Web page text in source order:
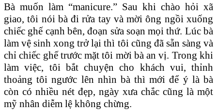
Bà muốn làm “manicure.” Sau khi chào hỏi xã
giao, tôi nói bà đi rửa tay và mời ông ngồi xuống
chiếc ghế cạnh bên, đoạn sửa soạn mọi thứ. Lúc bà
làm vệ sinh xong trở lại thì tôi cũng đã sẵn sàng và
chỉ chiếc ghế trước mặt tôi mời bà an vị. Trong khi
làm việc, tôi bắt chuyện cho khách vui, thỉnh
thoảng tôi ngước lên nhìn bà thì mới để ý là bà
còn có nhiều nét đẹp, ngày xưa chắc cũng là một
mỹ nhân diễm lệ không chừng.